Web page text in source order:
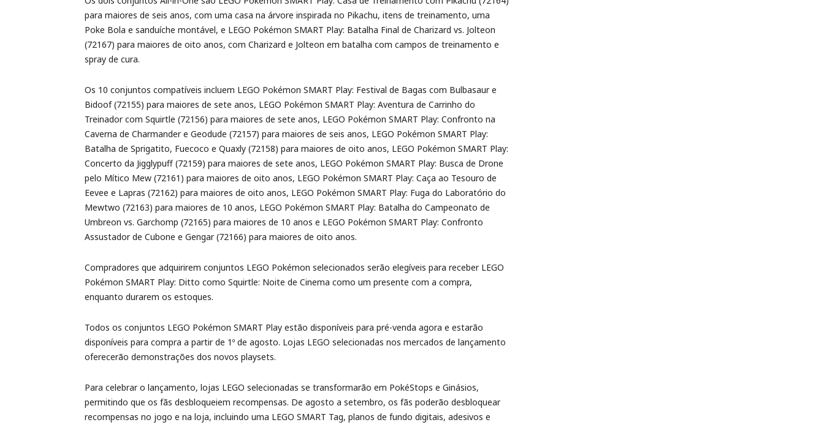
para maiores de seis anos, com uma casa na árvore inspirada no Pikachu, itens de treinamento, uma
Poke Bola e sanduíche montável, e LEGO Pokémon SMART Play: Batalha Final de Charizard vs. Jolteon
(72167) para maiores de oito anos, com Charizard e Jolteon em batalha com campos de treinamento e
spray de cura.
Os 10 conjuntos compatíveis incluem LEGO Pokémon SMART Play: Festival de Bagas com Bulbasaur e
Bidoof (72155) para maiores de sete anos, LEGO Pokémon SMART Play: Aventura de Carrinho do
Treinador com Squirtle (72156) para maiores de sete anos, LEGO Pokémon SMART Play: Confronto na
Caverna de Charmander e Geodude (72157) para maiores de seis anos, LEGO Pokémon SMART Play:
Batalha de Sprigatito, Fuecoco e Quaxly (72158) para maiores de oito anos, LEGO Pokémon SMART Play:
Concerto da Jigglypuff (72159) para maiores de sete anos, LEGO Pokémon SMART Play: Busca de Drone
pelo Mítico Mew (72161) para maiores de oito anos, LEGO Pokémon SMART Play: Caça ao Tesouro de
Eevee e Lapras (72162) para maiores de oito anos, LEGO Pokémon SMART Play: Fuga do Laboratório do
Mewtwo (72163) para maiores de 10 anos, LEGO Pokémon SMART Play: Batalha do Campeonato de
Umbreon vs. Garchomp (72165) para maiores de 10 anos e LEGO Pokémon SMART Play: Confronto
Assustador de Cubone e Gengar (72166) para maiores de oito anos.
Compradores que adquirirem conjuntos LEGO Pokémon selecionados serão elegíveis para receber LEGO
Pokémon SMART Play: Ditto como Squirtle: Noite de Cinema como um presente com a compra,
enquanto durarem os estoques.
Todos os conjuntos LEGO Pokémon SMART Play estão disponíveis para pré-venda agora e estarão
disponíveis para compra a partir de 1º de agosto. Lojas LEGO selecionadas nos mercados de lançamento
oferecerão demonstrações dos novos playsets.
Para celebrar o lançamento, lojas LEGO selecionadas se transformarão em PokéStops e Ginásios,
permitindo que os fãs desbloqueiem recompensas. De agosto a setembro, os fãs poderão desbloquear
recompensas no jogo e na loja, incluindo uma LEGO SMART Tag, planos de fundo digitais, adesivos e